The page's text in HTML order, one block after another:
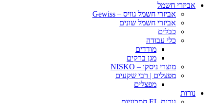
אביזרי חשמל
אביזרי חשמל גוויס – Gewiss
אביזרי חשמל שונים
כבלים
כלי עבודה
מודדים
מגן ברקים
מוצרי ניסקו – NISKO
מפצלים | רבי שקעים
מפצלים
נורות